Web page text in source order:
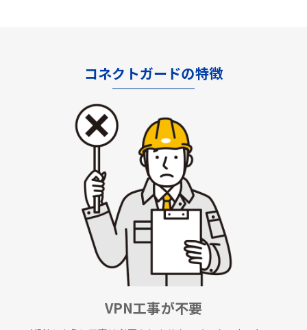
コネクトガードの特徴
VPN工事が不要